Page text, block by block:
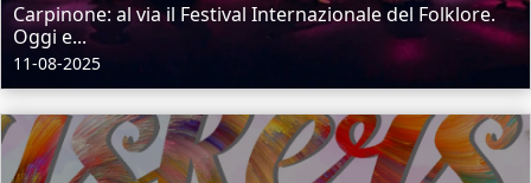
Carpinone: al via il Festival Internazionale del Folklore.
Oggi e...
11-08-2025